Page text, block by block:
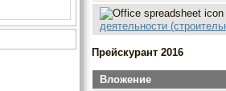
деятельности
Прейскурант 2016
Вложение